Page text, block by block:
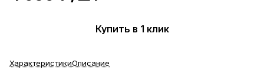
Купить в 1 клик
ХарактеристикиОписание